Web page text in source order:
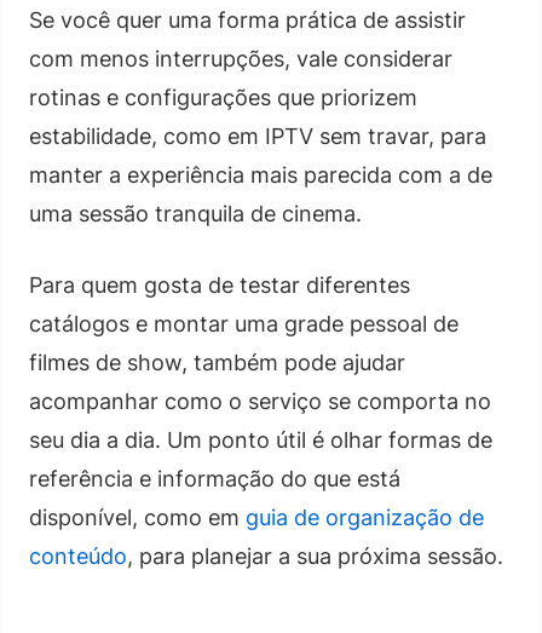
Se você quer uma forma prática de assistir
com menos interrupções, vale considerar
rotinas e configurações que priorizem
estabilidade, como em IPTV sem travar, para
manter a experiência mais parecida com a de
uma sessão tranquila de cinema.
Para quem gosta de testar diferentes
catálogos e montar uma grade pessoal de
filmes de show, também pode ajudar
acompanhar como o serviço se comporta no
seu dia a dia. Um ponto útil é olhar formas de
referência e informação do que está
disponível, como em guia de organização de
conteúdo, para planejar a sua próxima sessão.